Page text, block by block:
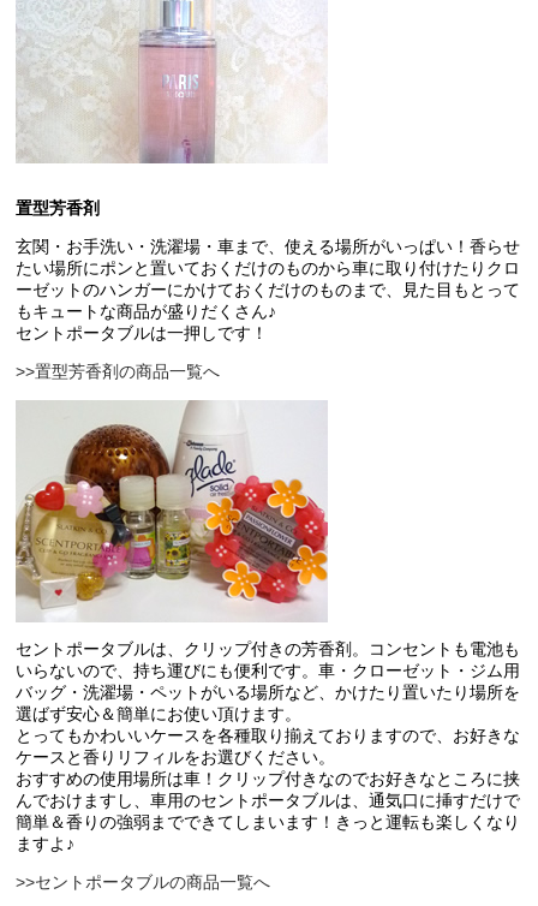
置型芳香剤
玄関・お手洗い・洗濯場・車まで、使える場所がいっぱい！香らせ
たい場所にポンと置いておくだけのものから車に取り付けたりクロ
ーゼットのハンガーにかけておくだけのものまで、見た目もとって
もキュートな商品が盛りだくさん♪
セントポータブルは一押しです！
>>置型芳香剤の商品一覧へ
セントポータブルは、クリップ付きの芳香剤。コンセントも電池も
いらないので、持ち運びにも便利です。車・クローゼット・ジム用
バッグ・洗濯場・ペットがいる場所など、かけたり置いたり場所を
選ばず安心＆簡単にお使い頂けます。
とってもかわいいケースを各種取り揃えておりますので、お好きな
ケースと香りリフィルをお選びください。
おすすめの使用場所は車！クリップ付きなのでお好きなところに挟
んでおけますし、車用のセントポータブルは、通気口に挿すだけで
簡単＆香りの強弱までできてしまいます！きっと運転も楽しくなり
ますよ♪
>>セントポータブルの商品一覧へ